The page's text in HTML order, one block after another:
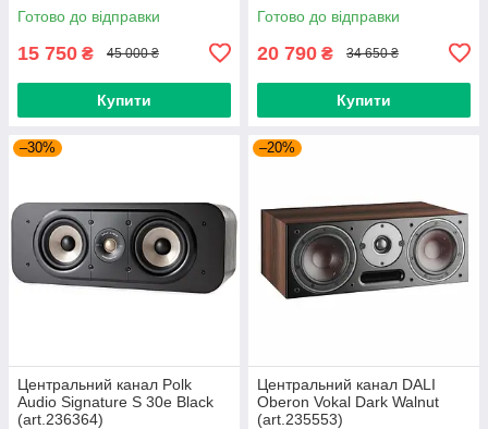
Готово до відправки
15 750 ₴ 45 000 ₴
Купити
Готово до відправки
20 790 ₴ 34 650 ₴
Купити
–30%
Центральний канал Polk
Audio Signature S 30e Black
(art.236364)
–20%
Центральний канал DALI
Oberon Vokal Dark Walnut
(art.235553)